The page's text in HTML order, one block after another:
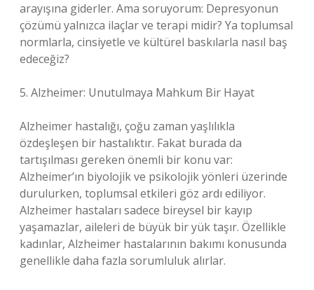
arayışına giderler. Ama soruyorum: Depresyonun
çözümü yalnızca ilaçlar ve terapi midir? Ya toplumsal
normlarla, cinsiyetle ve kültürel baskılarla nasıl baş
edeceğiz?
5. Alzheimer: Unutulmaya Mahkum Bir Hayat
Alzheimer hastalığı, çoğu zaman yaşlılıkla
özdeşleşen bir hastalıktır. Fakat burada da
tartışılması gereken önemli bir konu var:
Alzheimer’ın biyolojik ve psikolojik yönleri üzerinde
durulurken, toplumsal etkileri göz ardı ediliyor.
Alzheimer hastaları sadece bireysel bir kayıp
yaşamazlar, aileleri de büyük bir yük taşır. Özellikle
kadınlar, Alzheimer hastalarının bakımı konusunda
genellikle daha fazla sorumluluk alırlar.